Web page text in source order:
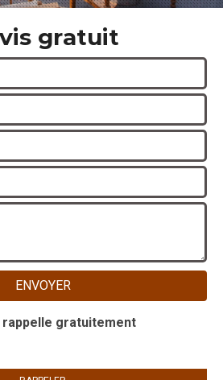
gratuit
rappelle gratuitement